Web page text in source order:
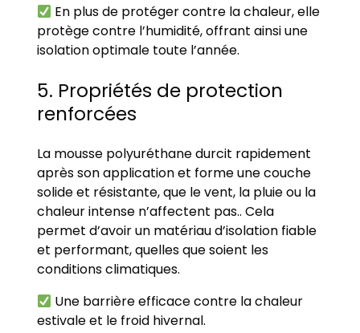
En plus de protéger contre la chaleur, elle
protège contre l’humidité, offrant ainsi une
isolation optimale toute l’année.
5. Propriétés de protection
renforcées
La mousse polyuréthane durcit rapidement
après son application et forme une couche
solide et résistante, que le vent, la pluie ou la
chaleur intense n’affectent pas.. Cela
permet d’avoir un matériau d’isolation fiable
et performant, quelles que soient les
conditions climatiques.
Une barrière efficace contre la chaleur
estivale et le froid hivernal.